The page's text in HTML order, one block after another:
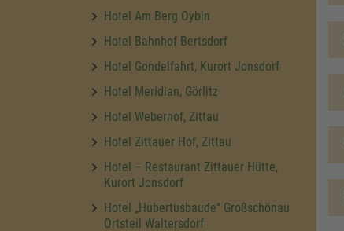
Hotel Am Berg Oybin
Hotel Bahnhof Bertsdorf
Hotel Gondelfahrt, Kurort Jonsdorf
Hotel Meridian, Görlitz
Hotel Weberhof, Zittau
Hotel Zittauer Hof, Zittau
Hotel – Restaurant Zittauer Hütte,
Kurort Jonsdorf
Hotel „Hubertusbaude“ Großschönau
Ortsteil Waltersdorf